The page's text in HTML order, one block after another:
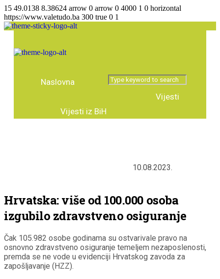
15 49.0138 8.38624 arrow 0 arrow 0 4000 1 0 horizontal
https://www.valetudo.ba 300 true 0 1
Naslovna
Vijesti
Vijesti iz BiH
10.08.2023.
Hrvatska: više od 100.000 osoba
izgubilo zdravstveno osiguranje
Čak 105.982 osobe godinama su ostvarivale pravo na
osnovno zdravstveno osiguranje temeljem nezaposlenosti,
premda se ne vode u evidenciji Hrvatskog zavoda za
zapošljavanje (HZZ).